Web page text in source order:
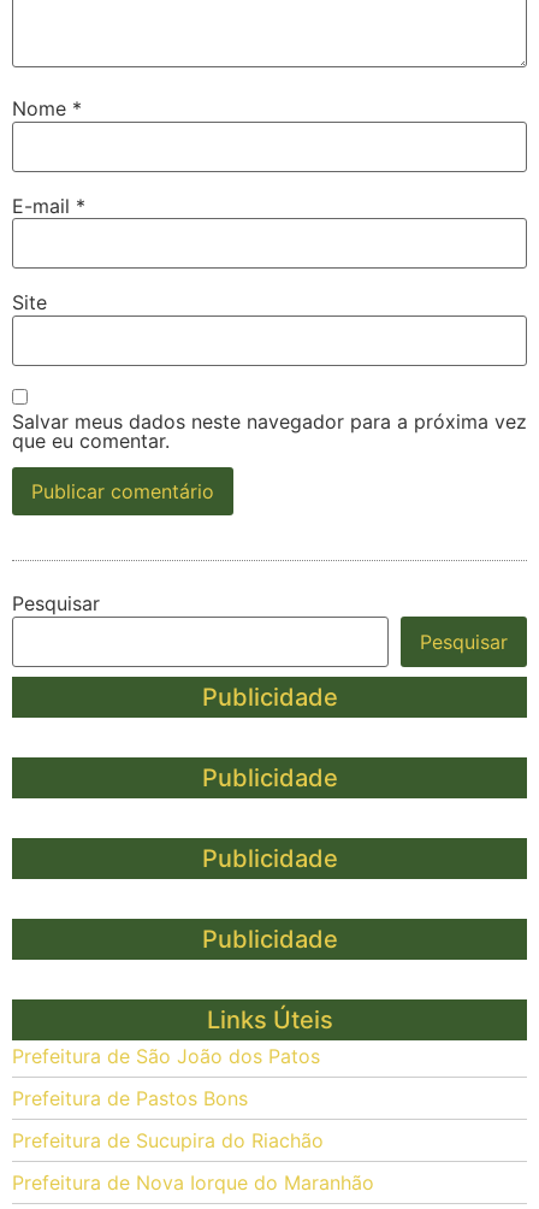
Nome *
E-mail *
Site
Salvar meus dados neste navegador para a próxima vez
que eu comentar.
Pesquisar
Pesquisar
Publicidade
Publicidade
Publicidade
Publicidade
Links Úteis
Prefeitura de São João dos Patos
Prefeitura de Pastos Bons
Prefeitura de Sucupira do Riachão
Prefeitura de Nova Iorque do Maranhão